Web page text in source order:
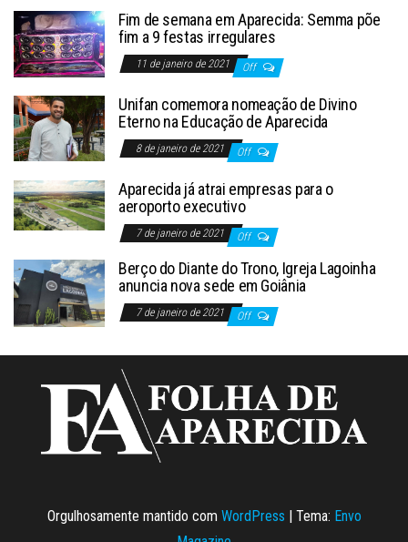
Fim de semana em Aparecida: Semma põe
fim a 9 festas irregulares
11 de janeiro de 2021 Off
Unifan comemora nomeação de Divino
Eterno na Educação de Aparecida
8 de janeiro de 2021 Off
Aparecida já atrai empresas para o
aeroporto executivo
7 de janeiro de 2021 Off
Berço do Diante do Trono, Igreja Lagoinha
anuncia nova sede em Goiânia
7 de janeiro de 2021 Off
Orgulhosamente mantido com WordPress | Tema: Envo